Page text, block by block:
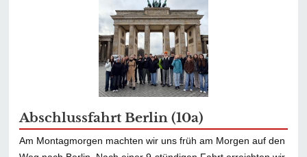
Abschlussfahrt Berlin (10a)
Am Montagmorgen machten wir uns früh am Morgen auf den